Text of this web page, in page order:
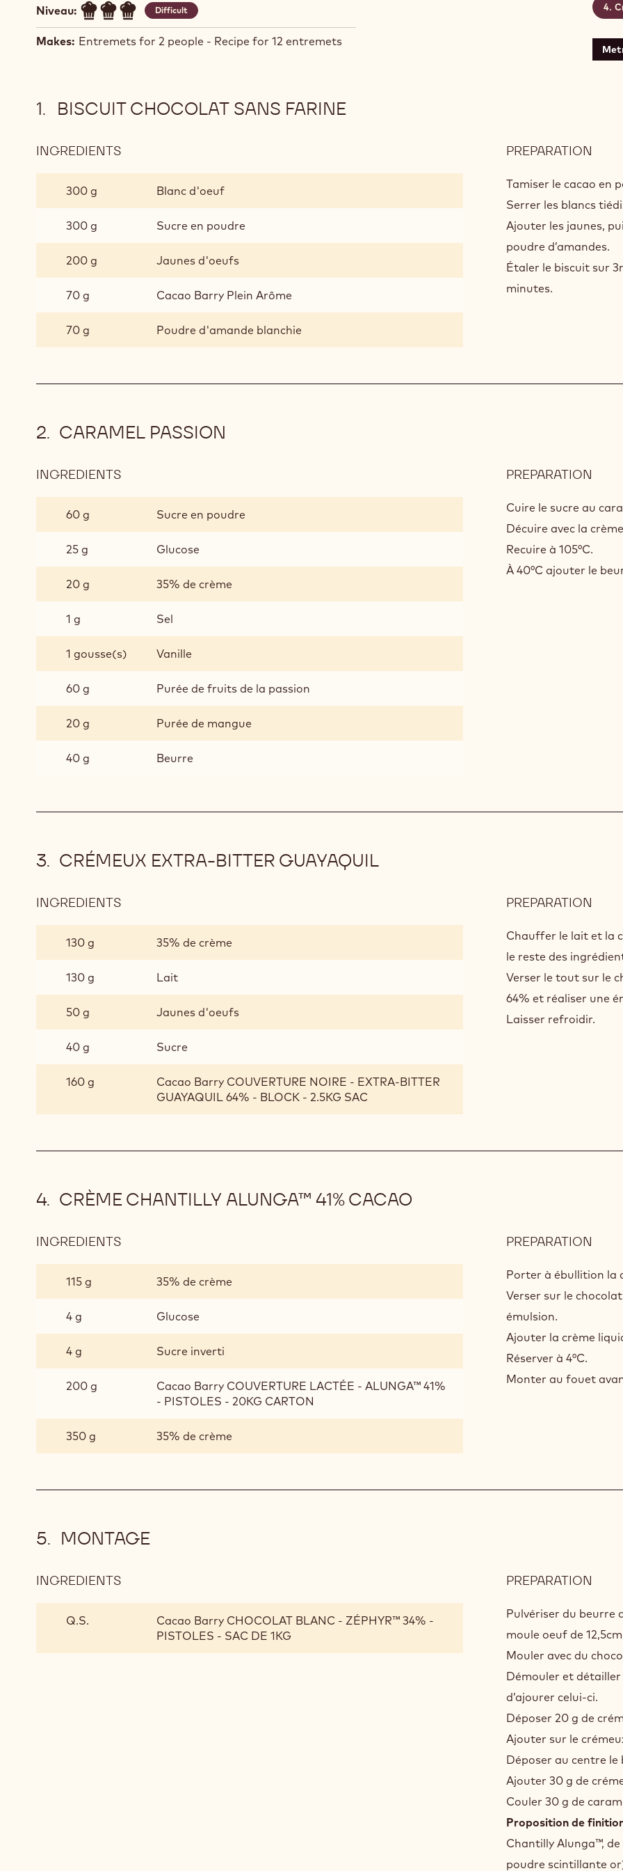
Niveau: Difficult
Makes: Entremets for 2 people - Recipe for 12 entremets
BISCUIT CHOCOLAT SANS FARINE
INGREDIENTS
CHOCOLAT
FARINE
300 g Blanc d'oeuf
300 g Sucre en poudre
200 g Jaunes d'oeufs
70 g Cacao Barry Plein Arôme
70 g Poudre d'amande blanchie
PREPARATION
Tamiser le cacao en
Serrer les blancs
Ajouter les jaunes,
poudre d’amandes.
Étaler le biscuit sur
minutes.
CARAMEL PASSION
INGREDIENTS
PASSION
60 g Sucre en poudre
25 g Glucose
20 g 35% de crème
1 g Sel
1 gousse(s) Vanille
60 g Purée de fruits de la passion
20 g Purée de mangue
40 g Beurre
PREPARATION
Cuire le sucre au
Décuire avec la
Recuire à 105°C.
À 40°C ajouter le
CRÉMEUX EXTRA-BITTER GUAYAQUIL
INGREDIENTS
EXTRA-
GUAYAQUIL
130 g 35% de crème
130 g Lait
50 g Jaunes d'oeufs
40 g Sucre
160 g
Cacao Barry COUVERTURE NOIRE - EXTRA-BITTER
GUAYAQUIL 64% - BLOCK - 2.5KG SAC
PREPARATION
Chauffer le lait et la
le reste des
Verser le tout sur le
64% et réaliser une
Laisser refroidir.
CRÈME CHANTILLY ALUNGA™ 41% CACAO
INGREDIENTS
CHANTILLY
CACAO
115 g 35% de crème
4 g Glucose
4 g Sucre inverti
200 g
Cacao Barry COUVERTURE LACTÉE - ALUNGA™ 41%
- PISTOLES - 20KG CARTON
350 g 35% de crème
PREPARATION
Porter à ébullition la
Verser sur le
émulsion.
Ajouter la crème
Réserver à 4°C.
Monter au fouet
MONTAGE
INGREDIENTS
Q.S.
Cacao Barry CHOCOLAT BLANC - ZÉPHYR™ 34% -
PISTOLES - SAC DE 1KG
PREPARATION
Pulvériser du beurre
moule oeuf de
Mouler avec du
Démouler et détailler
d’ajourer celui-ci.
Déposer 20 g de
Ajouter sur le
Déposer au centre
Ajouter 30 g de
Couler 30 g de
Proposition de
Chantilly Alunga™,
poudre scintillante